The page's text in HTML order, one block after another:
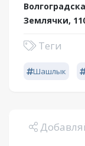
Землячки,
Теги
Шашлык